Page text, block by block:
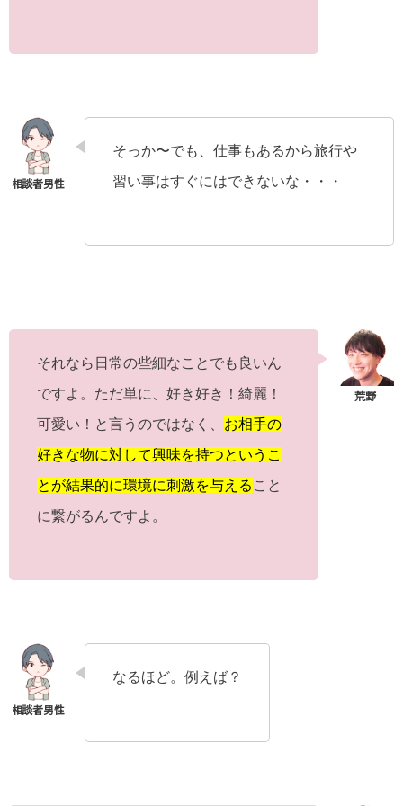
そっか〜でも、仕事もあるから旅行や
習い事はすぐにはできないな・・・
それなら日常の些細なことでも良いん
ですよ。ただ単に、好き好き！綺麗！
可愛い！と言うのではなく、 お相手の
好きな物に対して興味を持つというこ
とが結果的に環境に刺激を与える こと
に繋がるんですよ。
なるほど。例えば？